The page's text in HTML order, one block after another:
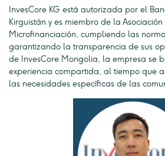
InvesCore KG está autorizada por el
Kirguistán y es miembro de la
Microfinanciación, cumpliendo las
garantizando la transparencia de sus
de InvesCore Mongolia, la empresa se
experiencia compartida, al tiempo que
las necesidades específicas de las